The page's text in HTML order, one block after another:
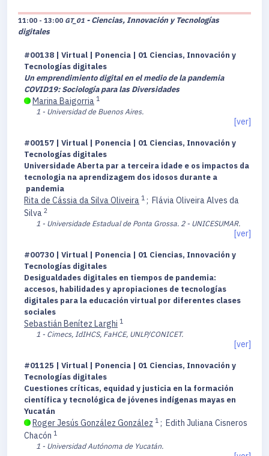
11:00 - 13:00 GT_01 - Ciencias, Innovación y Tecnologías
digitales
#00138 | Virtual | Ponencia | 01 Ciencias, Innovación y
Tecnologías digitales
Un emprendimiento digital en el medio de la pandemia
COVID19: Sociología para las Diversidades
Marina Baigorria 1
1 - Universidad de Buenos Aires.
[ver]
#00157 | Virtual | Ponencia | 01 Ciencias, Innovación y
Tecnologías digitales
Universidade Aberta par a terceira idade e os impactos da
tecnologia na aprendizagem dos idosos durante a
pandemia
Rita de Cássia da Silva Oliveira 1 ; Flávia Oliveira Alves da
Silva 2
1 - Universidade Estadual de Ponta Grossa. 2 - UNICESUMAR.
[ver]
#00730 | Virtual | Ponencia | 01 Ciencias, Innovación y
Tecnologías digitales
Desigualdades digitales en tiempos de pandemia:
accesos, habilidades y apropiaciones de tecnologías
digitales para la educación virtual por diferentes clases
sociales
Sebastián Benítez Larghi 1
1 - Cimecs, IdIHCS, FaHCE, UNLP/CONICET.
[ver]
#01125 | Virtual | Ponencia | 01 Ciencias, Innovación y
Tecnologías digitales
Cuestiones críticas, equidad y justicia en la formación
científica y tecnológica de jóvenes indígenas mayas en
Yucatán
Roger Jesús González González 1 ; Edith Juliana Cisneros
Chacón 1
1 - Universidad Autónoma de Yucatán.